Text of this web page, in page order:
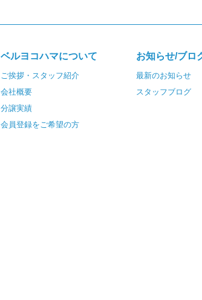
ベルヨコハマについて
ご挨拶・スタッフ紹介
会社概要
分譲実績
会員登録をご希望の方
お知らせ/ブロ
最新のお知らせ
スタッフブログ